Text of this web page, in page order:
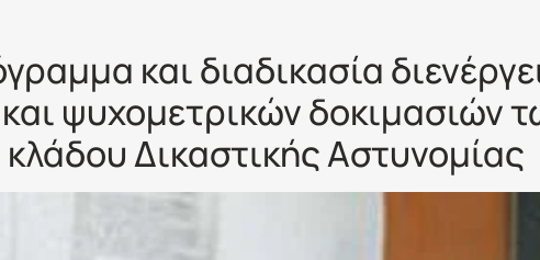
και διαδικασία
ψυχομετρικών δοκιμασιών
Δικαστικής Αστυνομίας